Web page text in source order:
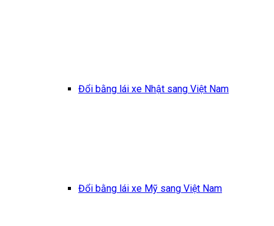
Đổi bằng lái xe Nhật sang Việt Nam
Đổi bằng lái xe Mỹ sang Việt Nam